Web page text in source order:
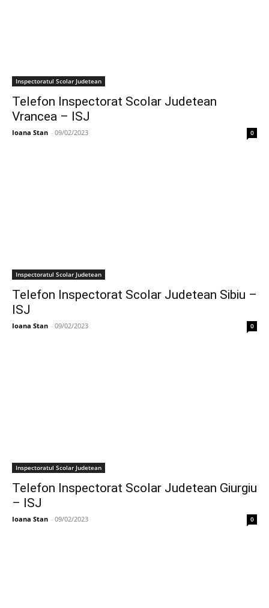
Inspectoratul Scolar Judetean
Telefon Inspectorat Scolar Judetean
Vrancea – ISJ
Ioana Stan - 09/02/2023 0
Inspectoratul Scolar Judetean
Telefon Inspectorat Scolar Judetean Sibiu –
ISJ
Ioana Stan - 09/02/2023 0
Inspectoratul Scolar Judetean
Telefon Inspectorat Scolar Judetean Giurgiu
– ISJ
Ioana Stan - 09/02/2023 0